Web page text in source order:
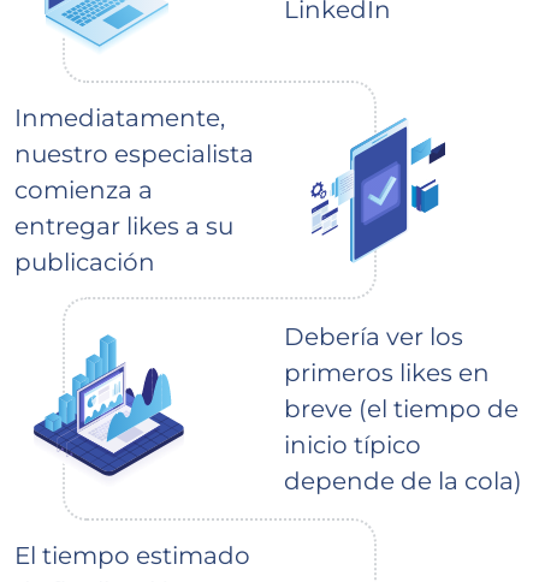
LinkedIn
Inmediatamente,
nuestro especialista
comienza a
entregar likes a su
publicación
Debería ver los
primeros likes en
breve (el tiempo de
inicio típico
depende de la cola)
El tiempo estimado